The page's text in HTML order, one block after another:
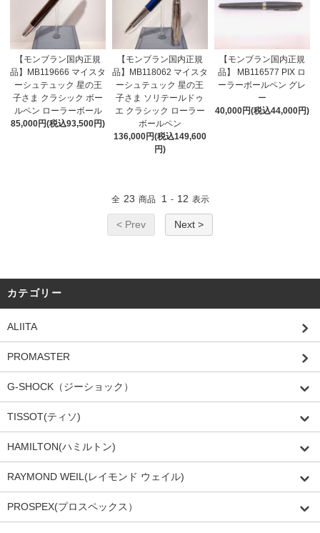
【モンブラン国内正規
品】MB119666 マイスタ
ーシュテュック 星の王
子さま クラシック ボー
ルペン ローラーボール
85,000円(税込93,500円)
【モンブラン国内正規
品】MB118062 マイスタ
ーシュテュック 星の王
子さま ソリテールドゥ
エ クラシック ローラー
ボールペン
136,000円(税込149,600
円)
【モンブラン国内正規
品】 MB116577 PIX ロ
ーラーボールペン グレ
ー
40,000円(税込44,000円)
全 23 商品 1 - 12 表示
< Prev Next >
カテゴリー
ALIITA
PROMASTER
G-SHOCK（ジーショック）
TISSOT(ティソ)
HAMILTON(ハミルトン)
RAYMOND WEIL(レイモンド ウェイル)
PROSPEX(プロスペックス）